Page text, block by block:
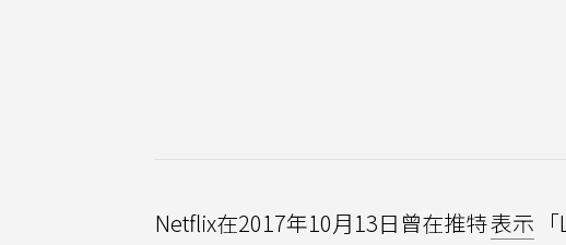
Netflix在2017年10月13日曾在推特表示